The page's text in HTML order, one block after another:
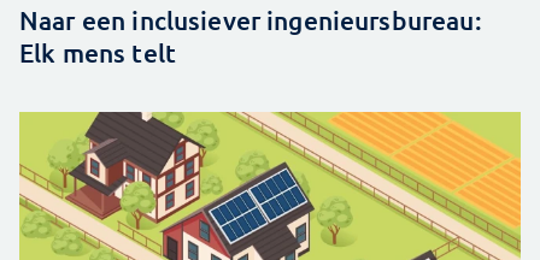
Naar een inclusiever ingenieursbureau:
Elk mens telt